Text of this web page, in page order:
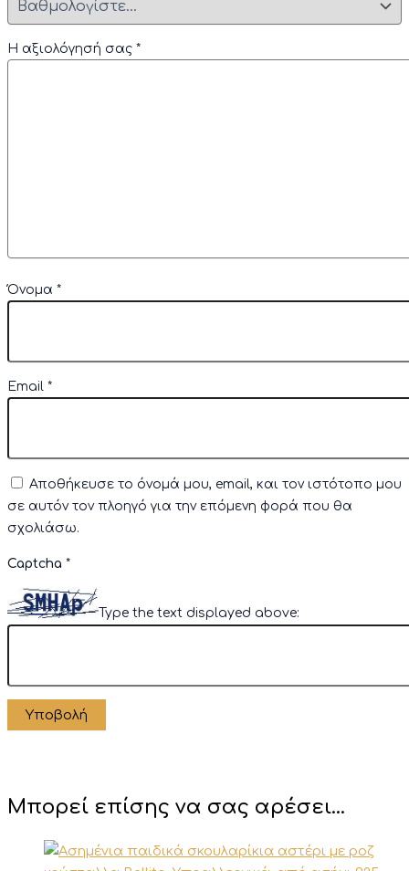
Η αξιολόγησή σας *
Όνομα *
Email *
Αποθήκευσε το όνομά μου, email, και τον ιστότοπο μου
σε αυτόν τον πλοηγό για την επόμενη φορά που θα
σχολιάσω.
Captcha *
Type the text displayed above:
Μπορεί επίσης να σας αρέσει…